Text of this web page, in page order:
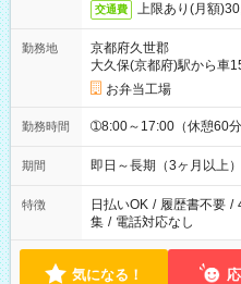
交通費 上限あり(月額
勤務地
京都府久世郡
大久保(京都府)駅から車
お弁当工場
勤務時間 ➀8:00～17:00（休憩60
期間 即日～長期（3ヶ月以上）
特徴 日払いOK / 履歴書不要 /
集 / 電話対応なし
気になる！